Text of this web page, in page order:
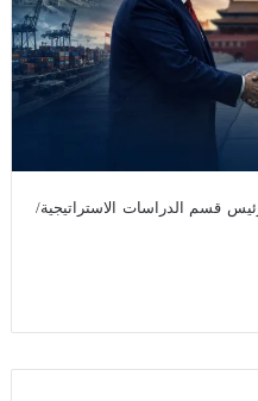
قسم الدراسات الاستراتيجية/